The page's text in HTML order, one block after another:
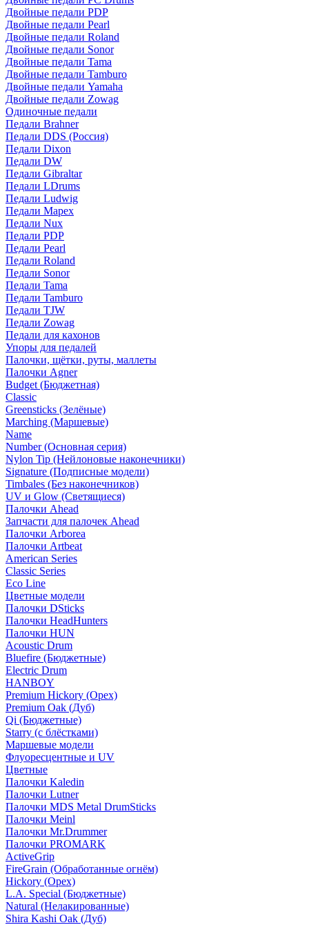
Двойные педали PDP
Двойные педали Pearl
Двойные педали Roland
Двойные педали Sonor
Двойные педали Tama
Двойные педали Tamburo
Двойные педали Yamaha
Двойные педали Zowag
Одиночные педали
Педали Brahner
Педали DDS (Россия)
Педали Dixon
Педали DW
Педали Gibraltar
Педали LDrums
Педали Ludwig
Педали Mapex
Педали Nux
Педали PDP
Педали Pearl
Педали Roland
Педали Sonor
Педали Tama
Педали Tamburo
Педали TJW
Педали Zowag
Педали для кахонов
Упоры для педалей
Палочки, щётки, руты, маллеты
Палочки Agner
Budget (Бюджетная)
Classic
Greensticks (Зелёные)
Marching (Маршевые)
Name
Number (Основная серия)
Nylon Tip (Нейлоновые наконечники)
Signature (Подписные модели)
Timbales (Без наконечников)
UV и Glow (Светящиеся)
Палочки Ahead
Запчасти для палочек Ahead
Палочки Arborea
Палочки Artbeat
American Series
Classic Series
Eco Line
Цветные модели
Палочки DSticks
Палочки HeadHunters
Палочки HUN
Acoustic Drum
Bluefire (Бюджетные)
Electric Drum
HANBOY
Premium Hickory (Орех)
Premium Oak (Дуб)
Qi (Бюджетные)
Starry (с блёстками)
Маршевые модели
Флуоресцентные и UV
Цветные
Палочки Kaledin
Палочки Lutner
Палочки MDS Metal DrumSticks
Палочки Meinl
Палочки Mr.Drummer
Палочки PROMARK
ActiveGrip
FireGrain (Обработанные огнём)
Hickory (Орех)
L.A. Special (Бюджетные)
Natural (Нелакированные)
Shira Kashi Oak (Дуб)